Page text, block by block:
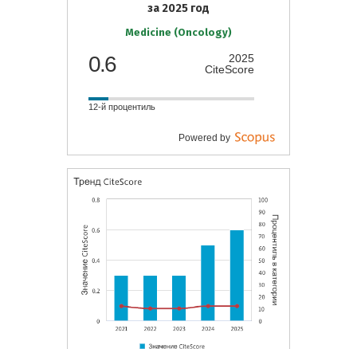
за 2025 год
Medicine (Oncology)
0.6
2025
CiteScore
12-й процентиль
Powered by